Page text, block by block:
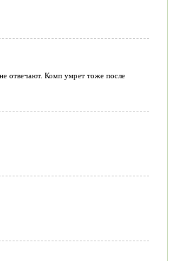
отвечают. Комп умрет тоже после